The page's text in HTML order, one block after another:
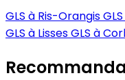
GLS à Ris-Orangis
GLS à LissesGLS à